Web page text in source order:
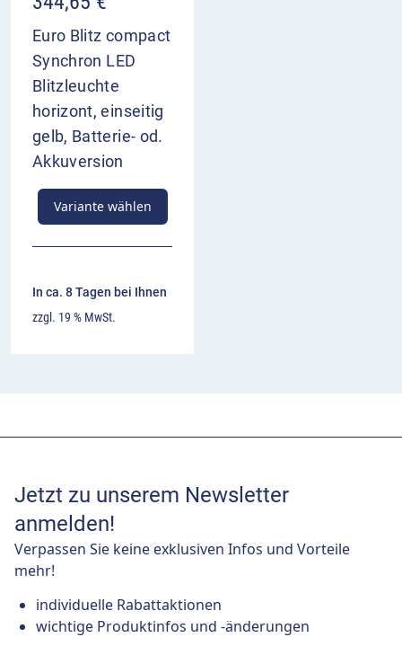
Euro Blitz compact
Synchron LED
Blitzleuchte
horizont, einseitig
gelb, Batterie- od.
Akkuversion
Variante wählen
In ca. 8 Tagen bei Ihnen
zzgl. 19 % MwSt.
Jetzt zu unserem Newsletter
anmelden!
Verpassen Sie keine exklusiven Infos und Vorteile
mehr!
individuelle Rabattaktionen
wichtige Produktinfos und -änderungen